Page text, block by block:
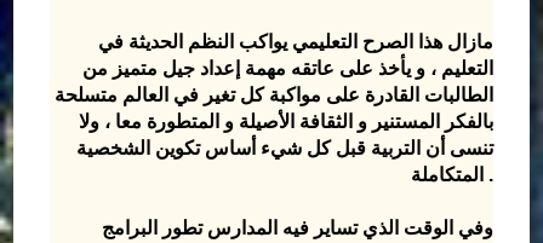
مازال هذا الصرح التعليمي يواكب النظم الحديثة في
التعليم ، و يأخذ على عاتقه مهمة إعداد جيل متميز من
الطالبات القادرة على مواكبة كل تغير في العالم متسلحة
بالفكر المستنير و الثقافة الأصيلة و المتطورة معا ، ولا
تنسى أن التربية قبل كل شيء أساس تكوين الشخصية
المتكاملة .
وفي الوقت الذي تساير فيه المدارس تطور البرامج